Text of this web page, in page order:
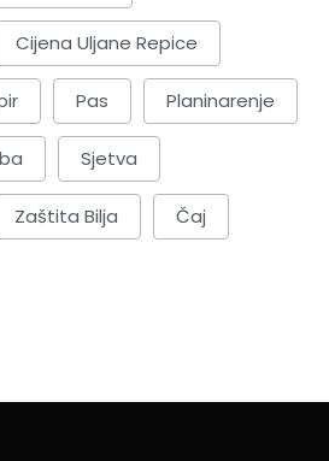
Cijena Uljane Repice
Pas Planinarenje
Sjetva
Zaštita Bilja Čaj